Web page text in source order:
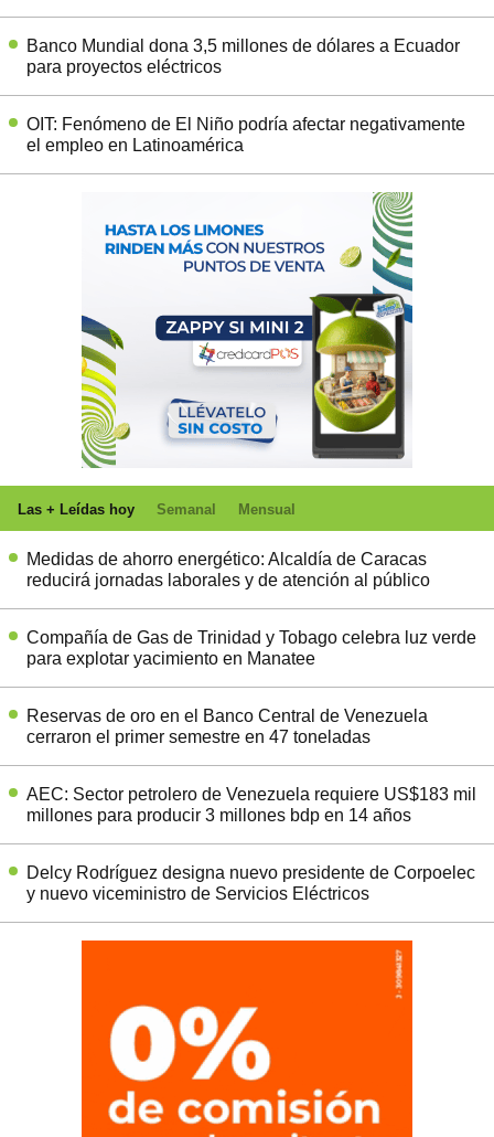
Banco Mundial dona 3,5 millones de dólares a Ecuador
para proyectos eléctricos
OIT: Fenómeno de El Niño podría afectar negativamente
el empleo en Latinoamérica
Las + Leídas hoy Semanal Mensual
Medidas de ahorro energético: Alcaldía de Caracas
reducirá jornadas laborales y de atención al público
Compañía de Gas de Trinidad y Tobago celebra luz verde
para explotar yacimiento en Manatee
Reservas de oro en el Banco Central de Venezuela
cerraron el primer semestre en 47 toneladas
AEC: Sector petrolero de Venezuela requiere US$183 mil
millones para producir 3 millones bdp en 14 años
Delcy Rodríguez designa nuevo presidente de Corpoelec
y nuevo viceministro de Servicios Eléctricos